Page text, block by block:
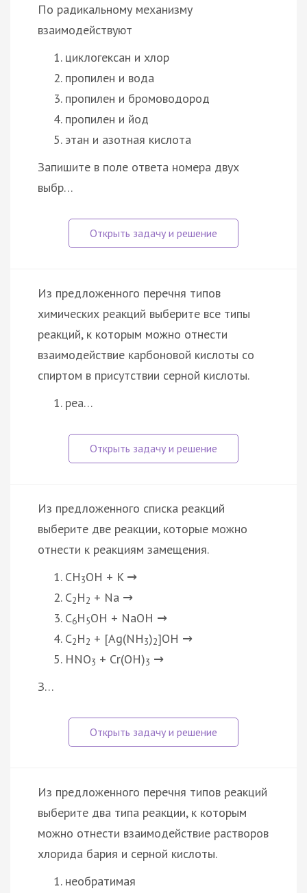
По радикальному механизму
взаимодействуют
циклогексан и хлор
пропилен и вода
пропилен и бромоводород
пропилен и йод
этан и азотная кислота
Запишите в поле ответа номера двух
выбр…
Из предложенного перечня типов
химических реакций выберите все типы
реакций, к которым можно отнести
взаимодействие карбоновой кислоты со
спиртом в присутствии серной кислоты.
реа…
Из предложенного списка реакций
выберите две реакции, которые можно
отнести к реакциям замещения.
CH3OH + K →
C2H2 + Na →
C6H5OH + NaOH →
C2H2 + [Ag(NH3)2]OH →
HNO3 + Cr(OH)3 →
З…
Из предложенного перечня типов реакций
выберите два типа реакции, к которым
можно отнести взаимодействие растворов
хлорида бария и серной кислоты.
необратимая